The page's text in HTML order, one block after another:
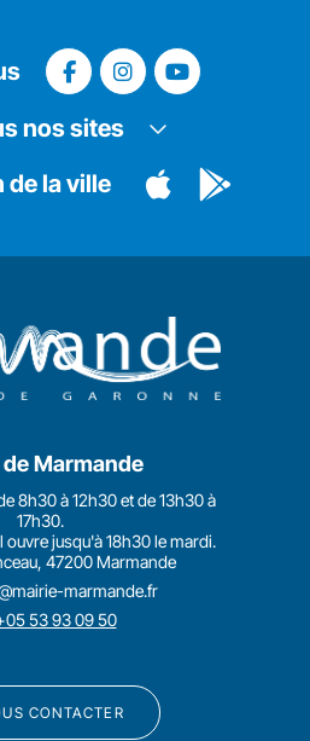
nos sites
la ville
Marmande
8h30 à 12h30 et de 13h30 à
17h30.
ouvre jusqu'à 18h30 le mardi.
47200 Marmande
marmande.fr
53 93 09 50
CONTACTER